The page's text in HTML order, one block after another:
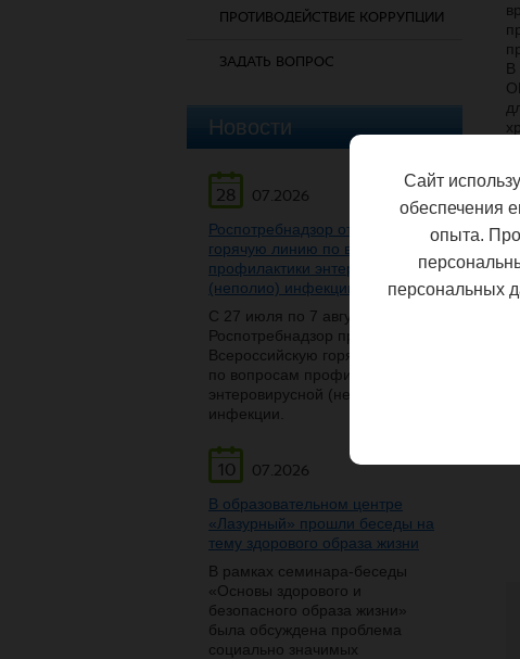
ПРОТИВОДЕЙСТВИЕ КОРРУПЦИИ
ЗАДАТЬ ВОПРОС
Новости
28
07.2026
Роспотребнадзор открывает
горячую линию по вопросам
профилактики энтеровирусной
(неполио) инфекции
С 27 июля по 7 августа
Роспотребнадзор проведет
Всероссийскую горячую линию
по вопросам профилактики
энтеровирусной (неполио)
инфекции.
10
07.2026
В образовательном центре
«Лазурный» прошли беседы на
тему здорового образа жизни
В рамках семинара-беседы
«Основы здорового и
безопасного образа жизни»
была обсуждена проблема
социально значимых
В
В
Сайт
обеспечения
опыта.
персональных